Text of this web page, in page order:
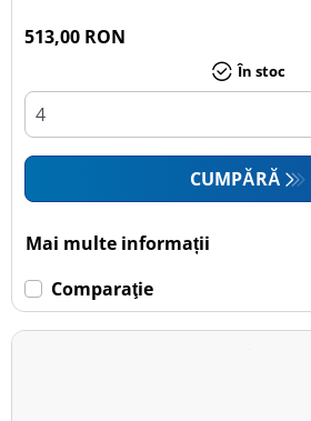
513,00 RON
În stoc
CUMPĂRĂ
Mai multe informații
Comparaţie